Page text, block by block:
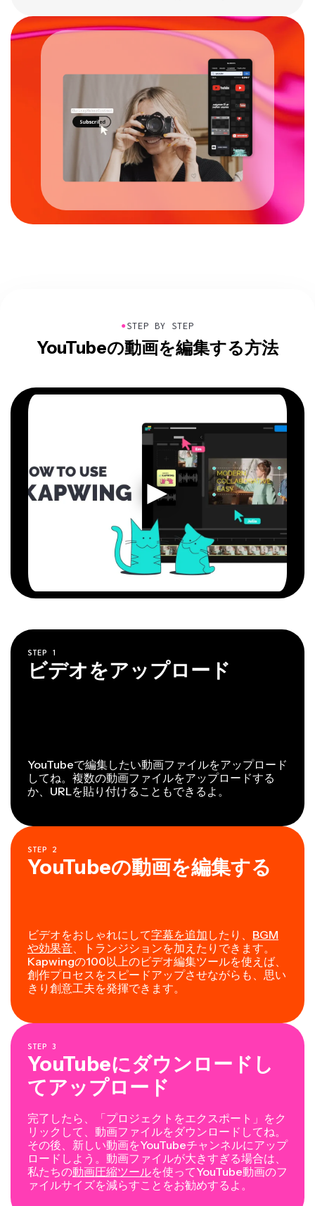
●STEP BY STEP
YouTubeの動画を編集する方法
STEP 1
ビデオをアップロード
YouTubeで編集したい動画ファイルをアップロード
してね。複数の動画ファイルをアップロードする
か、URLを貼り付けることもできるよ。
STEP 2
YouTubeの動画を編集する
ビデオをおしゃれにして字幕を追加 したり、 BGM
や効果音 、トランジションを加えたりできます。
Kapwingの100以上のビデオ編集ツールを使えば、
創作プロセスをスピードアップさせながらも、思い
きり創意工夫を発揮できます。
STEP 3
YouTubeにダウンロードし
てアップロード
完了したら、「プロジェクトをエクスポート」をク
リックして、動画ファイルをダウンロードしてね。
その後、新しい動画をYouTubeチャンネルにアップ
ロードしよう。動画ファイルが大きすぎる場合は、
私たちの動画圧縮ツールを使ってYouTube動画のフ
ァイルサイズを減らすことをお勧めするよ。